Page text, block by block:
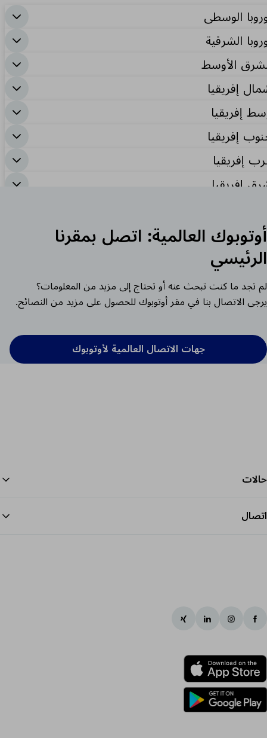
الوسطى
الشرقية
الأوسط
إفريقيا
إفريقيا
إفريقيا
إفريقيا
إفريقيا
أوتوبوك العالمية: اتصل بمقرنا
الرئيسي
لم تجد ما كنت تبحث عنه أو تحتاج إلى مزيد من المعلومات؟
يرجى الاتصال بنا في مقر أوتوبوك للحصول على مزيد من النصائح.
جهات الاتصال العالمية لأوتوبوك
حالات
اتصال